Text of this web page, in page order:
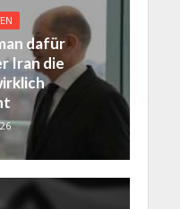
dafür
Iran die